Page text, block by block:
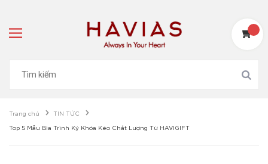
Trang chủ TIN TỨC
Top 5 Mẫu Bìa Trình Ký Khóa Kéo Chất Lượng Từ HAVIGIFT